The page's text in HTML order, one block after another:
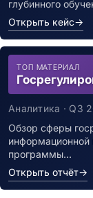
глубинного
Открыть кейс→
ТОП МАТЕРИАЛ
Аналитика · Q3
Обзор сферы
программы…
Открыть отчёт→